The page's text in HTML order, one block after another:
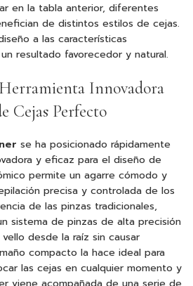
en la tabla anterior, diferentes
de distintos estilos de cejas.
a las características
resultado favorecedor y natural.
Innovadora
Cejas Perfecto
se ha posicionado rápidamente
y eficaz para el diseño de
permite un agarre cómodo y
precisa y controlada de los
de las pinzas tradicionales,
sistema de pinzas de alta precisión
desde la raíz sin causar
compacto la hace ideal para
las cejas en cualquier momento y